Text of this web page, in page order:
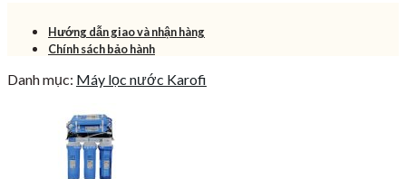
lượngHướng dẫn giao và nhận hàng
Chính sách bảo hành
Danh mục: Máy lọc nước Karofi